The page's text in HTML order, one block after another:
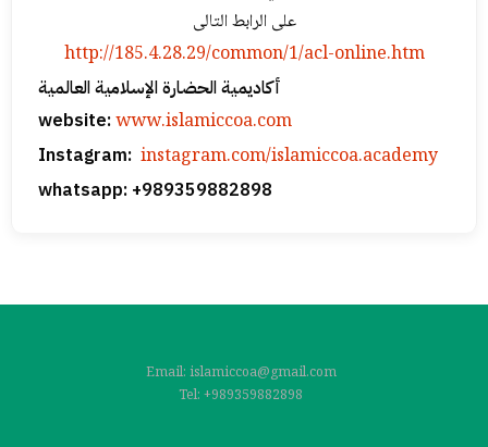
علی الرابط التالی
http://185.4.28.29/common/1/acl-online.htm
أکادیمیة الحضارة الإسلامیة العالمیة
website:www.islamiccoa.com
Instagram: instagram.com/islamiccoa.academy
whatsapp: +989359882898
Email: islamiccoa@gmail.com
Tel: +989359882898